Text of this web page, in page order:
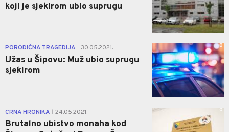
koji je sjekirom ubio suprugu
PORODIČNA TRAGEDIJA 30.05.2021.
Užas u Šipovu: Muž ubio suprugu
sjekirom
0
CRNA HRONIKA 24.05.2021.
Brutalno ubistvo monaha kod
0